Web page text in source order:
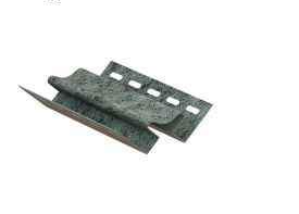
избранное сравнить